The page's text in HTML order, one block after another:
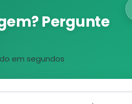
Pergunte
em segundos